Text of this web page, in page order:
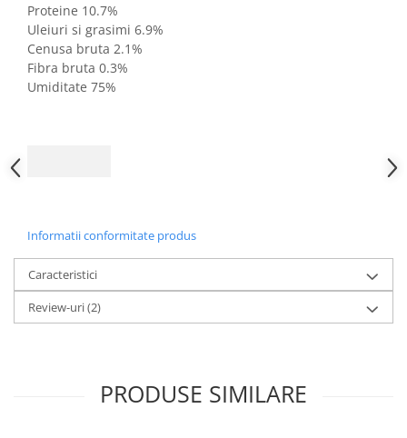
Proteine 10.7%
Uleiuri si grasimi 6.9%
Cenusa bruta 2.1%
Fibra bruta 0.3%
Umiditate 75%
Informatii conformitate produs
Caracteristici
Review-uri(2)
PRODUSE SIMILARE